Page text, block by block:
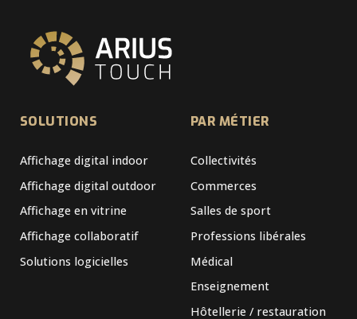
SOLUTIONS
Affichage digital indoor
Affichage digital outdoor
Affichage en vitrine
Affichage collaboratif
Solutions logicielles
PAR MÉTIER
Collectivités
Commerces
Salles de sport
Professions libérales
Médical
Enseignement
Hôtellerie / restauration